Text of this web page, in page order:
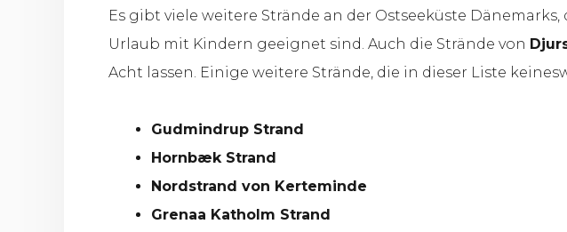
Es gibt viele weitere Strände an der Ostseeküste
Urlaub mit Kindern geeignet sind. Auch die Strände von
Acht lassen. Einige weitere Strände, die in dieser Liste
Gudmindrup Strand
Hornbæk Strand
Nordstrand von Kerteminde
Grenaa Katholm Strand